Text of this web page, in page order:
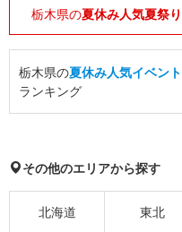
栃木県の夏休み人気夏祭り
栃木県の夏休み人気イベント
ランキング
その他のエリアから探す
北海道 東北